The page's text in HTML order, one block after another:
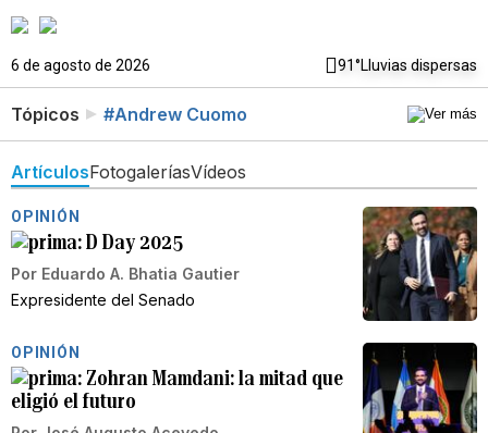
6 de agosto de 2026 91°Lluvias dispersas
Tópicos #Andrew Cuomo
ArtículosFotogaleríasVídeos
OPINIÓN
D Day 2025
Por Eduardo A. Bhatia Gautier
Expresidente del Senado
OPINIÓN
Zohran Mamdani: la mitad que
eligió el futuro